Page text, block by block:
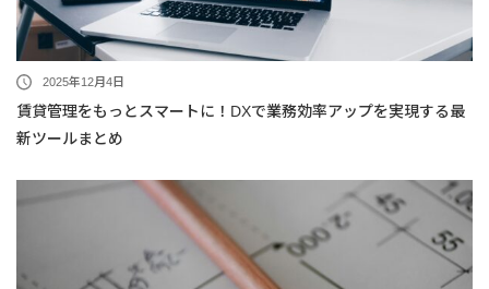
2025年12月4日
賃貸管理をもっとスマートに！DXで業務効率アップを実現する最
新ツールまとめ